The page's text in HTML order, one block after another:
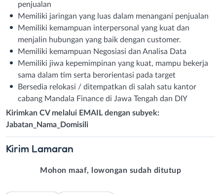
penjualan
Memiliki jaringan yang luas dalam menangani penjualan
Memiliki kemampuan interpersonal yang kuat dan
menjalin hubungan yang baik dengan customer.
Memiliki kemampuan Negosiasi dan Analisa Data
Memiliki jiwa kepemimpinan yang kuat, mampu bekerja
sama dalam tim serta berorientasi pada target
Bersedia relokasi / ditempatkan di salah satu kantor
cabang Mandala Finance di Jawa Tengah dan DIY
Kirimkan CV melalui EMAIL dengan subyek:
Jabatan_Nama_Domisili
Kirim Lamaran
Mohon maaf, lowongan sudah ditutup